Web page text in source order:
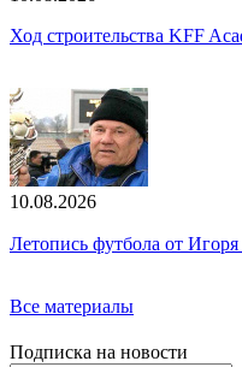
Ход строительства KFF
10.08.2026
Летопись футбола от
Все материалы
Подписка на новости